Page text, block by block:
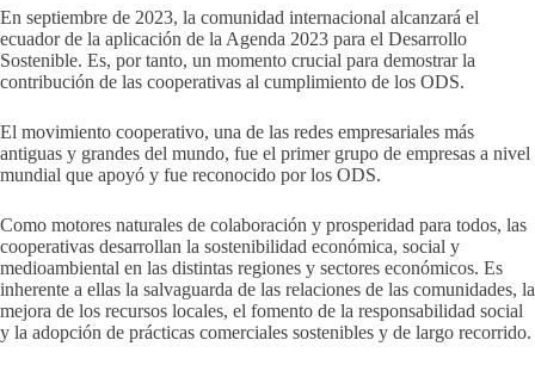
En septiembre de 2023, la comunidad internacional alcanzará el
ecuador de la aplicación de la Agenda 2023 para el Desarrollo
Sostenible. Es, por tanto, un momento crucial para demostrar la
contribución de las cooperativas al cumplimiento de los ODS.
El movimiento cooperativo, una de las redes empresariales más
antiguas y grandes del mundo, fue el primer grupo de empresas a nivel
mundial que apoyó y fue reconocido por los ODS.
Como motores naturales de colaboración y prosperidad para todos, las
cooperativas desarrollan la sostenibilidad económica, social y
medioambiental en las distintas regiones y sectores económicos. Es
inherente a ellas la salvaguarda de las relaciones de las comunidades, la
mejora de los recursos locales, el fomento de la responsabilidad social
y la adopción de prácticas comerciales sostenibles y de largo recorrido.